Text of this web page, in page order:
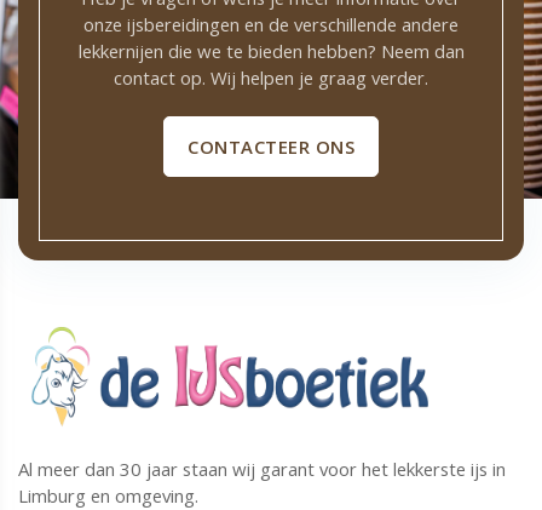
onze ijsbereidingen en de verschillende andere
lekkernijen die we te bieden hebben? Neem dan
contact op. Wij helpen je graag verder.
CONTACTEER ONS
Al meer dan 30 jaar staan wij garant voor het lekkerste ijs in
Limburg en omgeving.